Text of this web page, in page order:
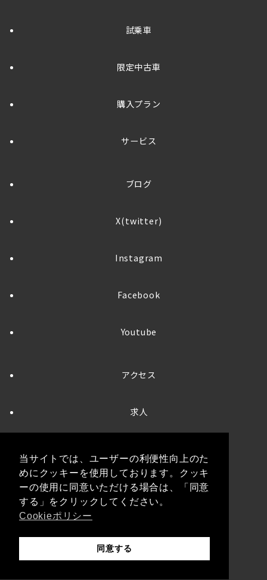
試乗車
限定中古車
購入プラン
サービス
ブログ
X(twitter)
Instagram
Facebook
Youtube
アクセス
求人
プライバシーポリシー
当サイトでは、ユーザーの利便性向上のた
めにクッキーを使用しております。クッキ
ーの使用に同意いただける場合は、「同意
する」をクリックしてください。
Cookieポリシー
同意する